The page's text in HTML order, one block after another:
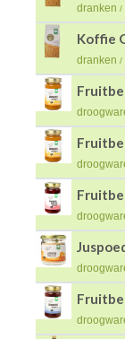
dranken /
Koffie
dranken /